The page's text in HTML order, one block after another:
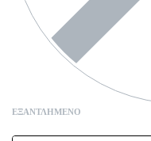
ΕΞΑΝΤΛΗΜΈΝΟ